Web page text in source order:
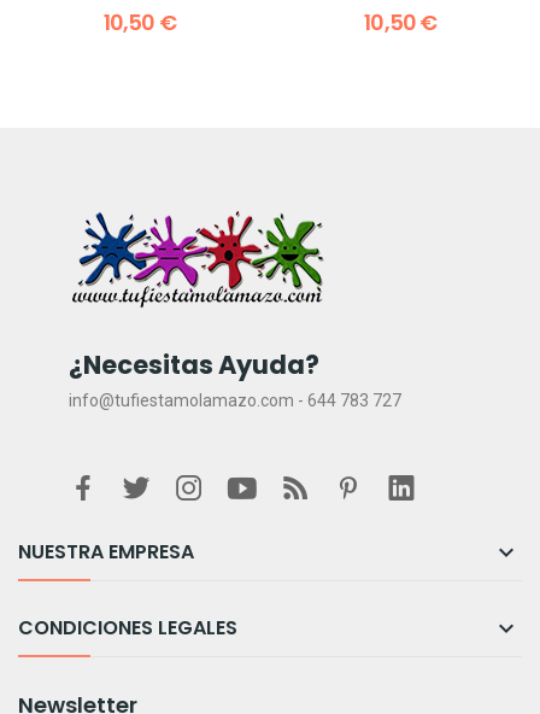
10,50 € 10,50 €
¿Necesitas Ayuda?
info@tufiestamolamazo.com - 644 783 727
NUESTRA EMPRESA 
CONDICIONES LEGALES 
Newsletter